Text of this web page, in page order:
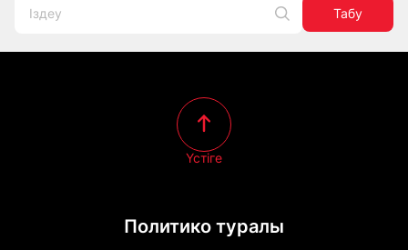
Табу
Политико туралы
Үстіге